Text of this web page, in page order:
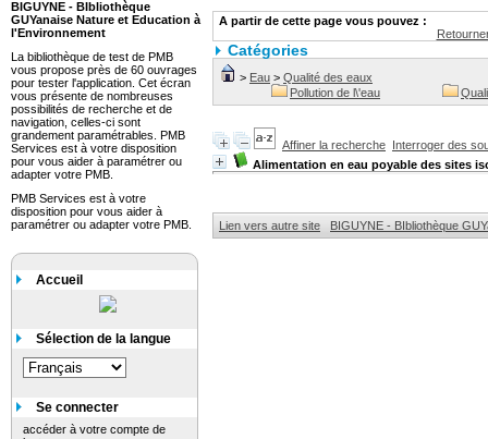
A partir de cette page vous pouvez :
Catégories
> Eau > Qualité des eaux
Pollution de l\'eau
Affiner la recherche Interroger des
Alimentation en eau poyable des sites
Lien vers autre site BIGUYNE - BIbliothèque
BIGUYNE - BIbliothèque
GUYanaise Nature et Education à
l'Environnement
La bibliothèque de test de PMB
vous propose près de 60 ouvrages
pour tester l'application. Cet écran
vous présente de nombreuses
possibilités de recherche et de
navigation, celles-ci sont
grandement paramétrables. PMB
Services est à votre disposition
pour vous aider à paramétrer ou
adapter votre PMB.
PMB Services est à votre
disposition pour vous aider à
paramétrer ou adapter votre PMB.
Accueil
Sélection de la langue
Se connecter
accéder à votre compte de